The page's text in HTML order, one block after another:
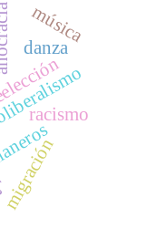
racismo
migración
danza
música